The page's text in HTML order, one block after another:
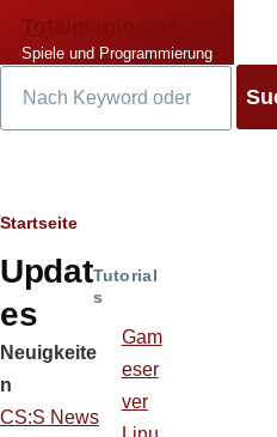
Direkt zum Inhalt
Totalplanlos.de
Spiele und Programmierung
Pfadnavigation
Startseite
Updat
es
Neuigkeite
n
CS:S News
Tutorial
s
Gam
eser
ver